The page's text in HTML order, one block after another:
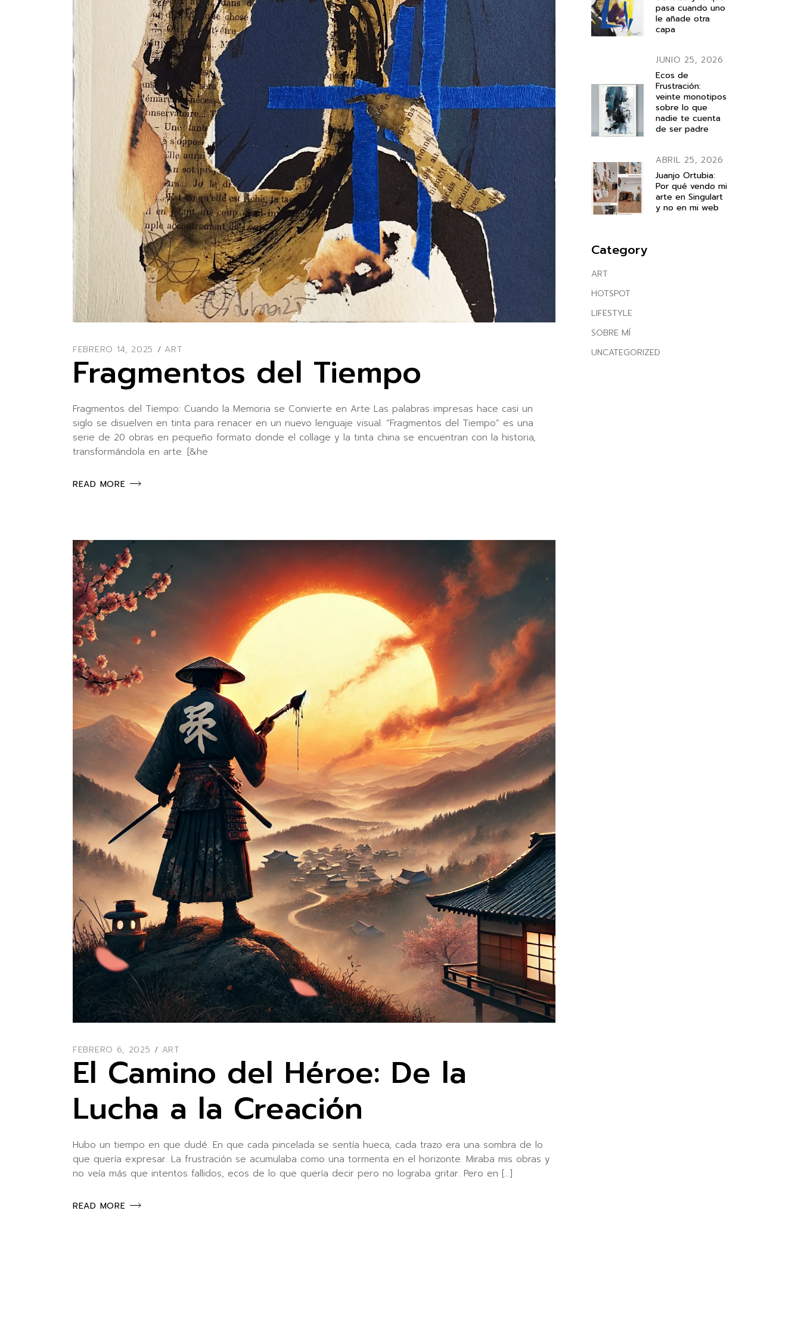
FEBRERO 14, 2025 ART
Fragmentos del Tiempo
Fragmentos del Tiempo: Cuando la Memoria se Convierte en Arte Las palabras impresas hace casi un
siglo se disuelven en tinta para renacer en un nuevo lenguaje visual. “Fragmentos del Tiempo” es una
serie de 20 obras en pequeño formato donde el collage y la tinta china se encuentran con la historia,
transformándola en arte. [&he
READ MORE
FEBRERO 6, 2025 ART
El Camino del Héroe: De la
Lucha a la Creación
Hubo un tiempo en que dudé. En que cada pincelada se sentía hueca, cada trazo era una sombra de lo
que quería expresar. La frustración se acumulaba como una tormenta en el horizonte. Miraba mis obras y
no veía más que intentos fallidos, ecos de lo que quería decir pero no lograba gritar. Pero en […]
READ MORE
pasa cuando uno
le añade otra
capa
JUNIO 25, 2026
Ecos de
Frustración:
veinte monotipos
sobre lo que
nadie te cuenta
de ser padre
ABRIL 25, 2026
Juanjo Ortubia:
Por qué vendo mi
arte en Singulart
y no en mi web
Category
ART
HOTSPOT
LIFESTYLE
SOBRE MÍ
UNCATEGORIZED